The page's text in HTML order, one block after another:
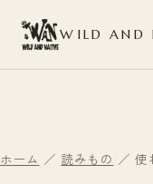
WILD AND
ホーム ／ 読みもの ／ 使